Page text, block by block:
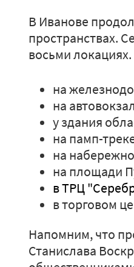
В Иванове
пространствах.
восьми локациях.
на
на
у здания
на памп-
на
на площади
в ТРЦ
в торговом
Напомним, что
Станислава